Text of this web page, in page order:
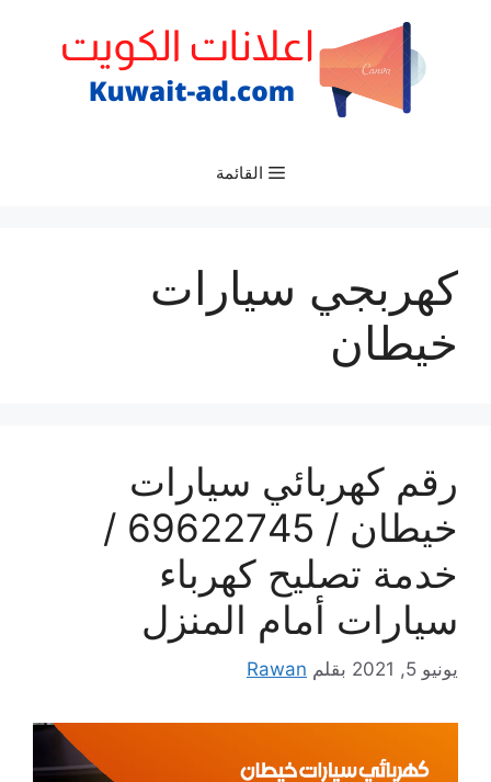
القائمة
كهربجي سيارات
خيطان
رقم كهربائي سيارات
خيطان / 69622745 /
خدمة تصليح كهرباء
سيارات أمام المنزل
يونيو 5, 2021 بقلم Rawan